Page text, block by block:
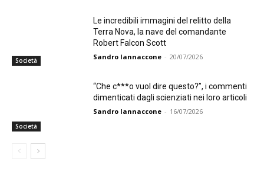
Società
Le incredibili immagini del relitto della
Terra Nova, la nave del comandante
Robert Falcon Scott
Sandro Iannaccone - 20/07/2026
Società
“Che c***o vuol dire questo?”, i commenti
dimenticati dagli scienziati nei loro articoli
Sandro Iannaccone - 16/07/2026